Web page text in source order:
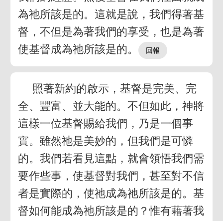
為祂所該是的。這就是說，我們得著基
督，不但是為著我們的享受，也是為著
使基督成為祂所該是的。
照著新約的啟示，基督是完美、完
全、豐富、並大能的。不但如此，神將
這樣一位基督賜給我們，乃是一個事
實。雖然祂是美妙的，但我們是可憐
的。我們若看見這點，就會領悟我們需
要作些事，使基督對我們，甚至對不信
者是實際的，使祂成為祂所該是的。基
督如何能成為祂所該是的？惟有藉著我